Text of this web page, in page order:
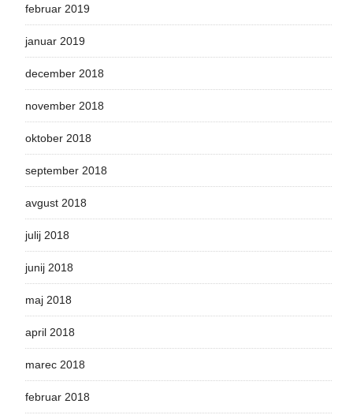
februar 2019
januar 2019
december 2018
november 2018
oktober 2018
september 2018
avgust 2018
julij 2018
junij 2018
maj 2018
april 2018
marec 2018
februar 2018